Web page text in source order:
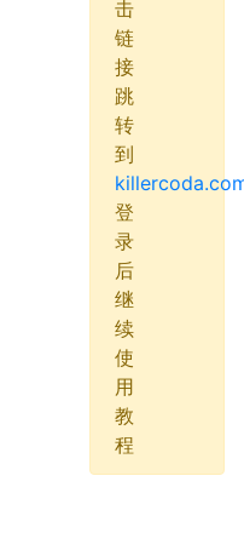
击
链
接
跳
转
到
登
录
后
继
续
使
用
教
程